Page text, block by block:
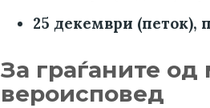
25 декември (петок),
За граѓаните
вероисповед